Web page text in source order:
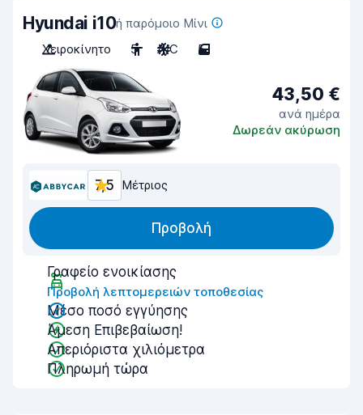
Hyundai i10ή παρόμοιο Μίνι
Χειροκίνητο
5 A/C 5
43,50 €
ανά ημέρα
Δωρεάν ακύρωση
7,5 Μέτριος
Προβολή
Γραφείο ενοικίασης
Προβολή λεπτομερειών τοποθεσίας
Μέσο ποσό εγγύησης
Άμεση Επιβεβαίωση!
Απεριόριστα χιλιόμετρα
Πληρωμή τώρα